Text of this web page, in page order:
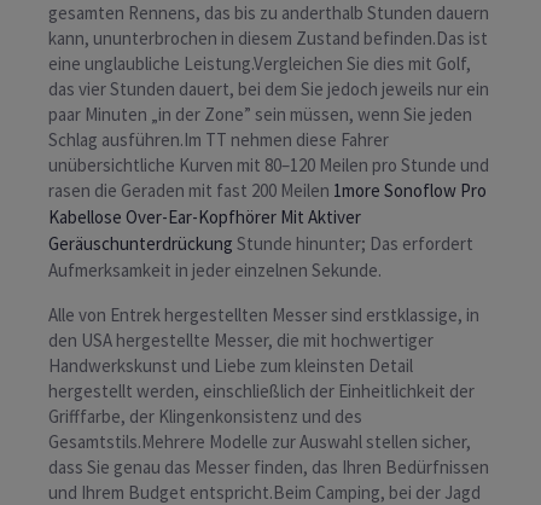
gesamten Rennens, das bis zu anderthalb Stunden dauern
kann, ununterbrochen in diesem Zustand befinden.Das ist
eine unglaubliche Leistung.Vergleichen Sie dies mit Golf,
das vier Stunden dauert, bei dem Sie jedoch jeweils nur ein
paar Minuten „in der Zone” sein müssen, wenn Sie jeden
Schlag ausführen.Im TT nehmen diese Fahrer
unübersichtliche Kurven mit 80–120 Meilen pro Stunde und
rasen die Geraden mit fast 200 Meilen 1more Sonoflow Pro
Kabellose Over-Ear-Kopfhörer Mit Aktiver
Geräuschunterdrückung Stunde hinunter; Das erfordert
Aufmerksamkeit in jeder einzelnen Sekunde.
Alle von Entrek hergestellten Messer sind erstklassige, in
den USA hergestellte Messer, die mit hochwertiger
Handwerkskunst und Liebe zum kleinsten Detail
hergestellt werden, einschließlich der Einheitlichkeit der
Grifffarbe, der Klingenkonsistenz und des
Gesamtstils.Mehrere Modelle zur Auswahl stellen sicher,
dass Sie genau das Messer finden, das Ihren Bedürfnissen
und Ihrem Budget entspricht.Beim Camping, bei der Jagd